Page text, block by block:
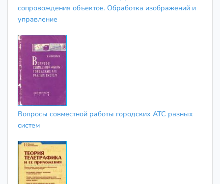
сопровождения объектов. Обработка изображений и
управление
Вопросы совместной работы городских АТС разных
систем